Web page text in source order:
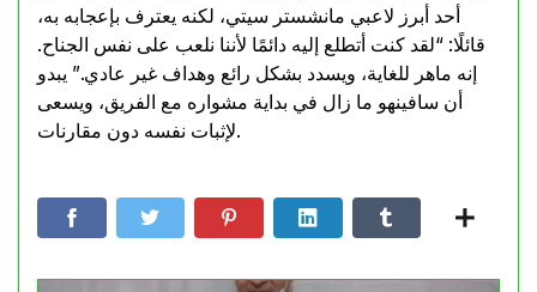
أحد أبرز لاعبي مانشستر سيتي، لكنه يعترف بإعجابه به،
قائلًا: “لقد كنت أتطلع إليه دائمًا لأننا نلعب على نفس الجناح.
إنه ماهر للغاية، ويسدد بشكل رائع وهداف غير عادي.” يبدو
أن سافينهو ما زال في بداية مشواره مع الفريق، ويسعى
لإثبات نفسه دون مقارنات.